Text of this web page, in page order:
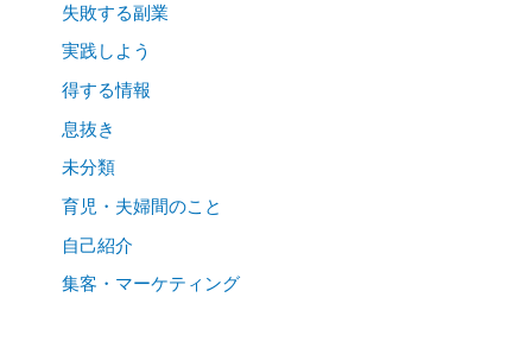
失敗する副業
実践しよう
得する情報
息抜き
未分類
育児・夫婦間のこと
自己紹介
集客・マーケティング